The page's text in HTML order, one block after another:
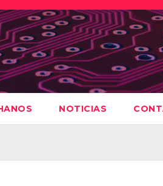
NOTICIAS